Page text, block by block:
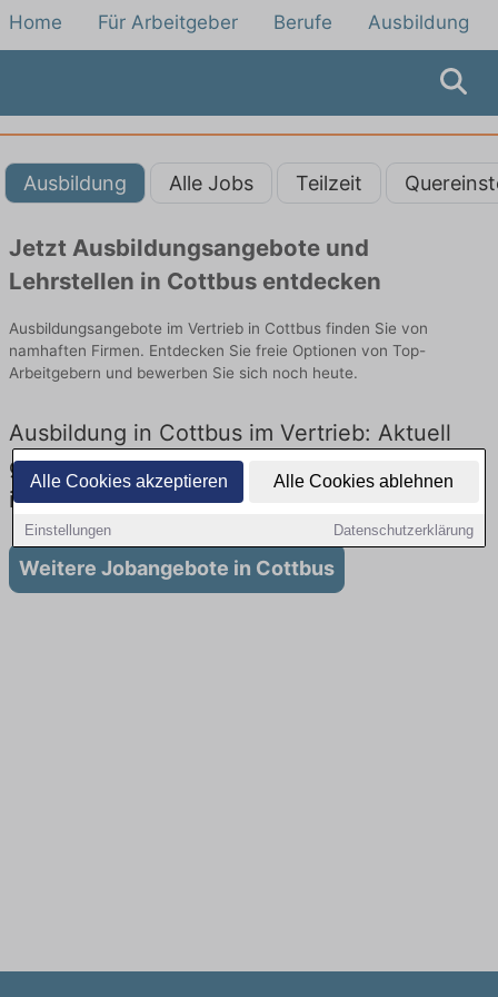
Alle Cookies akzeptieren Alle Cookies ablehnen
Einstellungen Datenschutzerklärung
Home Für Arbeitgeber Berufe Ausbildung
Ausbildung Alle Jobs Teilzeit
Jetzt Ausbildungsangebote und
Lehrstellen in Cottbus entdecken
Ausbildungsangebote im Vertrieb in Cottbus finden Sie von
namhaften Firmen. Entdecken Sie freie Optionen von Top-
Arbeitgebern und bewerben Sie sich noch heute.
Ausbildung in Cottbus im Vertrieb: Aktuell
gibt es keine Stellenangebote für Ausbildung
in Cottbus
Weitere Jobangebote in Cottbus